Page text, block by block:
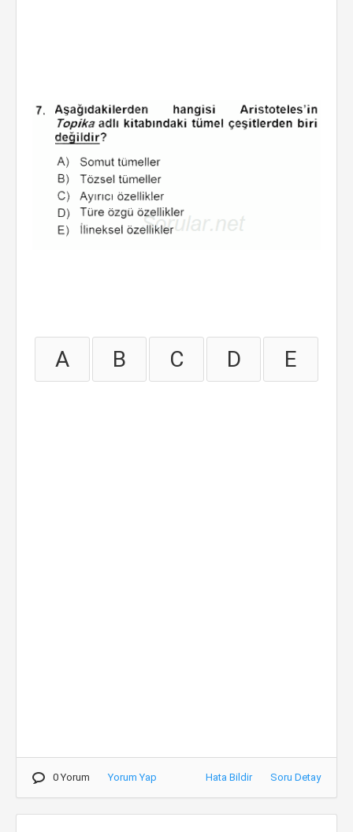
A B C D E
0 Yorum Yorum Yap Hata Bildir Soru Detay